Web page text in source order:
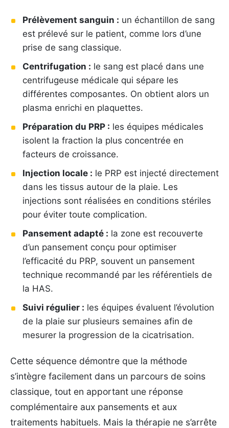
Prélèvement sanguin : un échantillon de sang
est prélevé sur le patient, comme lors d’une
prise de sang classique.
Centrifugation : le sang est placé dans une
centrifugeuse médicale qui sépare les
différentes composantes. On obtient alors un
plasma enrichi en plaquettes.
Préparation du PRP : les équipes médicales
isolent la fraction la plus concentrée en
facteurs de croissance.
Injection locale : le PRP est injecté directement
dans les tissus autour de la plaie. Les
injections sont réalisées en conditions stériles
pour éviter toute complication.
Pansement adapté : la zone est recouverte
d’un pansement conçu pour optimiser
l’efficacité du PRP, souvent un pansement
technique recommandé par les référentiels de
la HAS.
Suivi régulier : les équipes évaluent l’évolution
de la plaie sur plusieurs semaines afin de
mesurer la progression de la cicatrisation.
Cette séquence démontre que la méthode
s’intègre facilement dans un parcours de soins
classique, tout en apportant une réponse
complémentaire aux pansements et aux
traitements habituels. Mais la thérapie ne s’arrête